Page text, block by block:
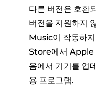
다른 버전은 호환
버전을 지원하지
Music이 작동하
Store에서 Apple
음에서 기기를 업
용 프로그램.